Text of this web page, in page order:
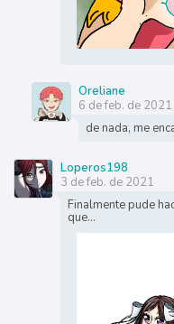
Oreliane
6 de feb. de 2021
de nada, me
Loperos198
3 de feb. de 2021
Finalmente pude
que...